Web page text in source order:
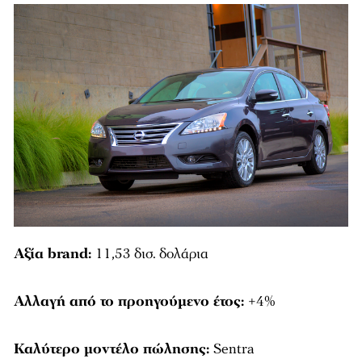
Αξία brand: 11,53 δισ. δολάρια
Αλλαγή από το προηγούμενο έτος: +4%
Καλύτερο μοντέλο πώλησης: Sentra